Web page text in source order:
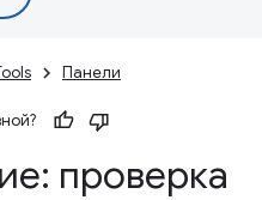
Панели
проверка